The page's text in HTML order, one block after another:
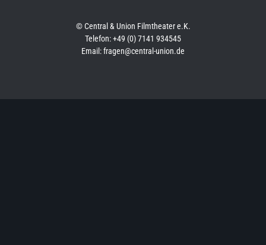
© Central & Union Filmtheater e.K.
Telefon: +49 (0) 7141 934545
Email: fragen@central-union.de